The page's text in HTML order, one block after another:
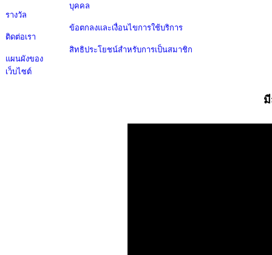
รางวัล
ติดต่อเรา
แผนผังของ
เว็บไซต์
บุคคล
ข้อตกลงและเงื่อนไขการใช้บริการ
สิทธิประโยชน์สำหรับการเป็นสมาชิก